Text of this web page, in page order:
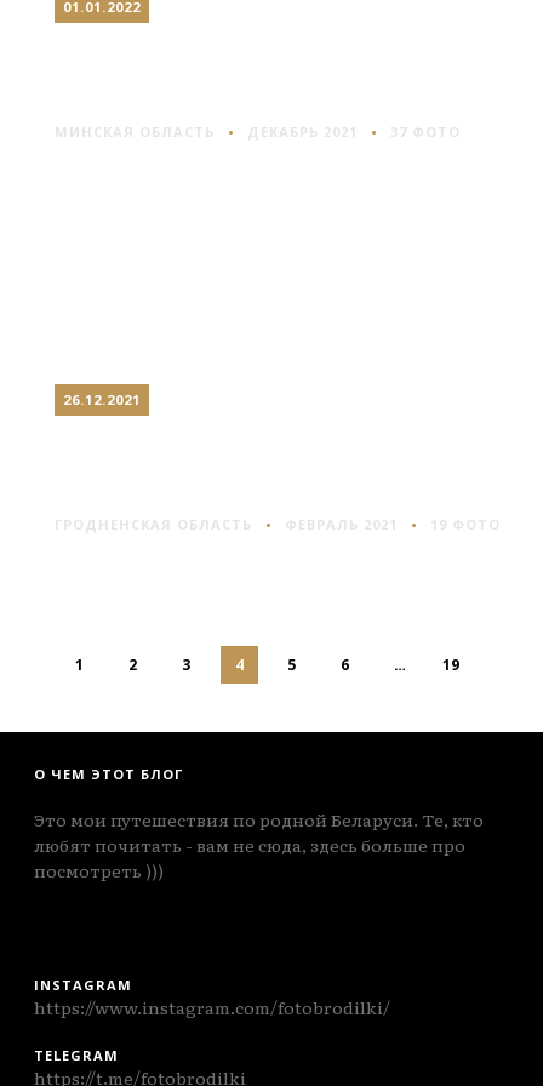
01.01.2022
МИНСКАЯ ОБЛАСТЬ ДЕКАБРЬ 2021 37 ФОТО
26.12.2021
ГРОДНЕНСКАЯ ОБЛАСТЬ ФЕВРАЛЬ 2021 19 ФОТО
1 2 3 4 5 6 … 19
О ЧЕМ ЭТОТ БЛОГ
Это мои путешествия по родной Беларуси. Те, кто
любят почитать - вам не сюда, здесь больше про
посмотреть )))
INSTAGRAM
https://www.instagram.com/fotobrodilki/
TELEGRAM
https://t.me/fotobrodilki